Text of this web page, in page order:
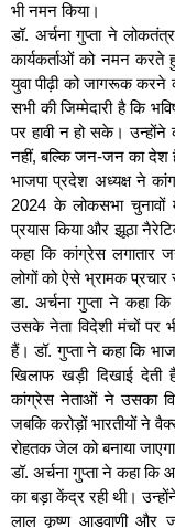
भी नमन किया।
डॉ. अर्चना गुप्ता ने
कार्यकर्ताओं को नमन
युवा पीढ़ी को जागरूक करने
सभी की जिम्मेदारी है कि
पर हावी न हो सके। उन्होंने
नहीं, बल्कि जन-जन का देश
भाजपा प्रदेश अध्यक्ष ने
2024 के लोकसभा
प्रयास किया और झूठा
कहा कि कांग्रेस लगातार
लोगों को ऐसे भ्रामक
डा. अर्चना गुप्ता ने कहा
उसके नेता विदेशी मंचों पर
हैं। डॉ. गुप्ता ने कहा कि
खिलाफ खड़ी दिखाई देती
कांग्रेस नेताओं ने उसका
जबकि करोड़ों भारतीयों ने
रोहतक जेल को बनाया
डॉ. अर्चना गुप्ता ने कहा
का बड़ा केंद्र रही थी।
लाल कृष्ण आडवाणी और